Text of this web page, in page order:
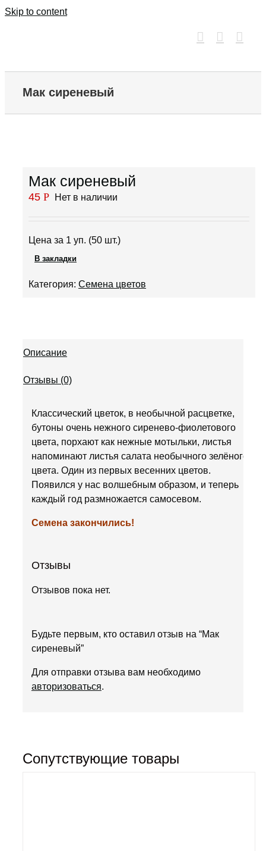
Skip to content
Мак сиреневый
Мак сиреневый
45 Р Нет в наличии
Цена за 1 уп. (50 шт.)
В закладки
Категория: Семена цветов
Описание
Отзывы (0)
Классический цветок, в необычной расцветке,
бутоны очень нежного сиренево-фиолетового
цвета, порхают как нежные мотыльки, листья
напоминают листья салата необычного зелёного
цвета. Один из первых весенних цветов.
Появился у нас волшебным образом, и теперь
каждый год размножается самосевом.
Семена закончились!
Отзывы
Отзывов пока нет.
Будьте первым, кто оставил отзыв на “Мак
сиреневый”
Для отправки отзыва вам необходимо
авторизоваться.
Сопутствующие товары